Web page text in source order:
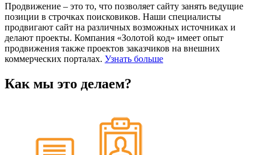
Продвижение – это то, что позволяет сайту занять ведущие
позиции в строчках поисковиков. Наши специалисты
продвигают сайт на различных возможных источниках и
делают проекты. Компания «Золотой код» имеет опыт
продвижения также проектов заказчиков на внешних
коммерческих порталах. Узнать больше
Как мы это делаем?